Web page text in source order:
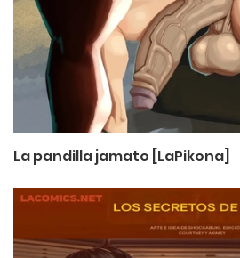
La pandilla jamato [LaPikona]